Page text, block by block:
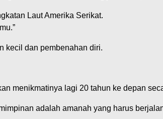
Laut Amerika Serikat.
kecil dan pembenahan diri.
menikmatinya lagi 20 tahun ke depan
adalah amanah yang harus